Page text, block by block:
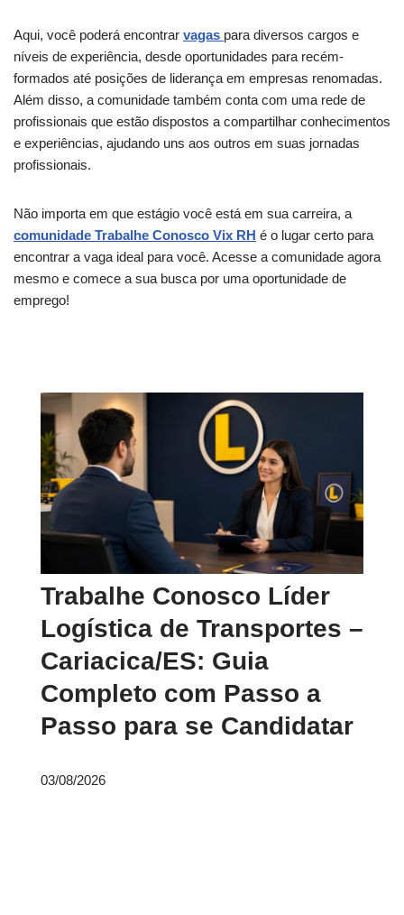
Aqui, você poderá encontrar vagas para diversos cargos e
níveis de experiência, desde oportunidades para recém-
formados até posições de liderança em empresas renomadas.
Além disso, a comunidade também conta com uma rede de
profissionais que estão dispostos a compartilhar conhecimentos
e experiências, ajudando uns aos outros em suas jornadas
profissionais.
Não importa em que estágio você está em sua carreira, a
comunidade Trabalhe Conosco Vix RH é o lugar certo para
encontrar a vaga ideal para você. Acesse a comunidade agora
mesmo e comece a sua busca por uma oportunidade de
emprego!
Trabalhe Conosco Líder
Logística de Transportes –
Cariacica/ES: Guia
Completo com Passo a
Passo para se Candidatar
03/08/2026